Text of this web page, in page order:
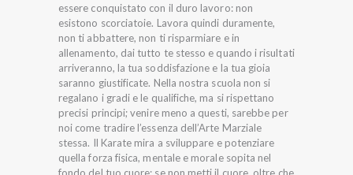
essere conquistato con il duro lavoro: non
esistono scorciatoie. Lavora quindi duramente,
non ti abbattere, non ti risparmiare e in
allenamento, dai tutto te stesso e quando i risultati
arriveranno, la tua soddisfazione e la tua gioia
saranno giustificate. Nella nostra scuola non si
regalano i gradi e le qualifiche, ma si rispettano
precisi principi; venire meno a questi, sarebbe per
noi come tradire l’essenza dell’Arte Marziale
stessa. Il Karate mira a sviluppare e potenziare
quella forza fisica, mentale e morale sopita nel